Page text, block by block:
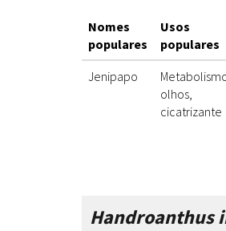
Nomes
populares
Usos
populares
Jenipapo
olhos,
cicatrizante
Handroanthus